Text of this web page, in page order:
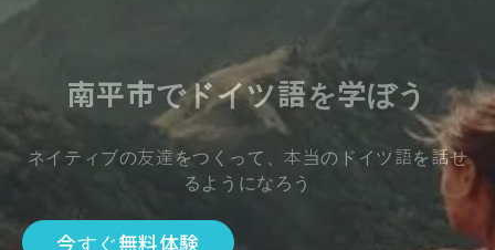
南平市でドイツ語を学ぼう
ネイティブの友達をつくって、本当のドイツ語を話せ
るようになろう
今すぐ無料体験